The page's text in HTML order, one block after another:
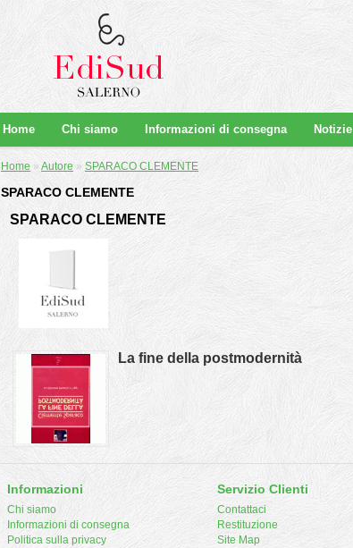
Home Chi siamo Informazioni di consegna Notizie
Home » Autore » SPARACO CLEMENTE
SPARACO CLEMENTE
SPARACO CLEMENTE
La fine della postmodernità
Informazioni
Chi siamo
Informazioni di consegna
Politica sulla privacy
Servizio Clienti
Contattaci
Restituzione
Site Map